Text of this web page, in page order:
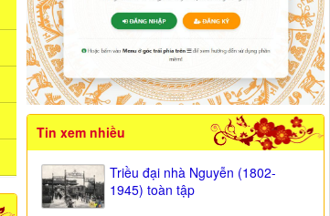
Tin xem nhiều
Triều đại nhà Nguyễn (1802-
1945) toàn tập